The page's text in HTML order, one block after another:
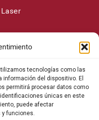
tecnologías como las
del dispositivo. El
permitirá procesar datos como
únicas en este
puede afectar
funciones.
Safety